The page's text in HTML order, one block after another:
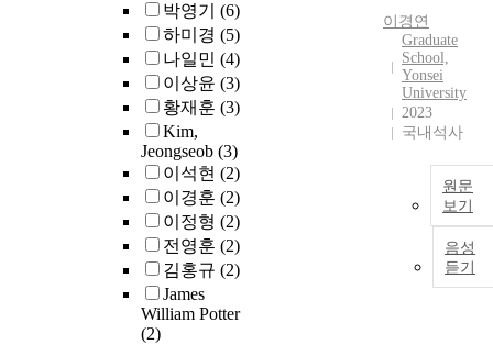
박영기 (6)
하미경 (5)
나일민 (4)
이상윤 (3)
황재훈 (3)
Kim,
Jeongseob (3)
이석현 (2)
이경훈 (2)
이정형 (2)
전영훈 (2)
김홍규 (2)
James
William Potter
(2)
이경연
Graduate
School,
Yonsei
University
2023
국내석사
원문
보기
음성
듣기